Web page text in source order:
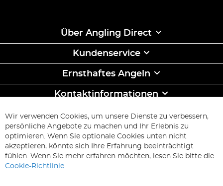
Über Angling Direct
Kundenservice
Ernsthaftes Angeln
Kontaktinformationen
ABONNIEREN & SPAREN
Melden
Sie
unseren
Newsletter
Abonnieren
Wir verwenden Cookies, um unsere Dienste zu verbessern,
persönliche Angebote zu machen und Ihr Erlebnis zu
optimieren. Wenn Sie optionale Cookies unten nicht
akzeptieren, könnte sich Ihre Erfahrung beeinträchtigt
fühlen. Wenn Sie mehr erfahren möchten, lesen Sie bitte die
Cookie-Richtlinie